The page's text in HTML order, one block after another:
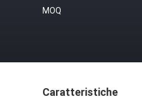
MOQ
Caratteristiche